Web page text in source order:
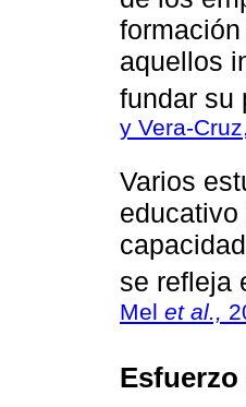
aquellos
fundar su
y Vera-
Varios
se refleja
Mel et al.,